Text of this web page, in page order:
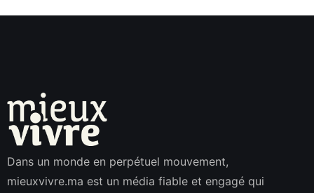
Dans un monde en perpétuel mouvement,
mieuxvivre.ma est un média fiable et engagé qui